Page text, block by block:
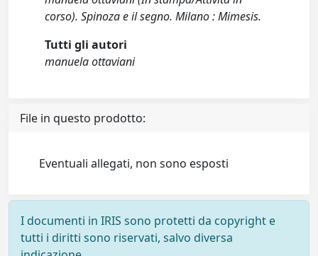
corso). Spinoza e il segno. Milano : Mimesis.
Tutti gli autori
manuela ottaviani
File in questo prodotto:
Eventuali allegati, non sono esposti
I documenti in IRIS sono protetti da copyright e
tutti i diritti sono riservati, salvo diversa